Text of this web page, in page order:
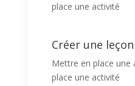
place une activité
Créer une leçon
Mettre en place une
place une activité